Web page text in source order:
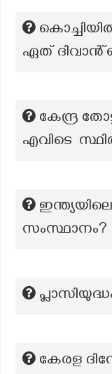
ഏത്
കേന്ദ്ര
എവിടെ
സംസ്ഥാനം?
കേരള